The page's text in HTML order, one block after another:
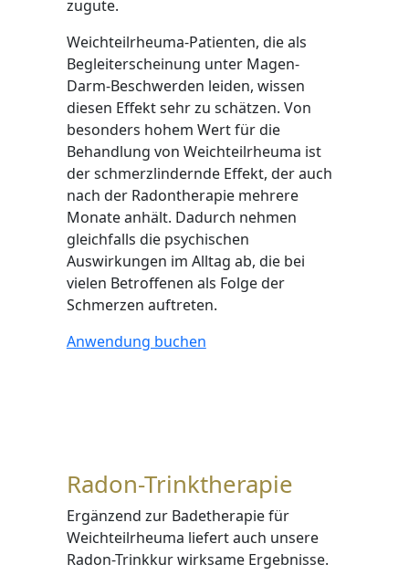
zugute.
Weichteilrheuma-Patienten, die als
Begleiterscheinung unter Magen-
Darm-Beschwerden leiden, wissen
diesen Effekt sehr zu schätzen. Von
besonders hohem Wert für die
Behandlung von Weichteilrheuma ist
der schmerzlindernde Effekt, der auch
nach der Radontherapie mehrere
Monate anhält. Dadurch nehmen
gleichfalls die psychischen
Auswirkungen im Alltag ab, die bei
vielen Betroffenen als Folge der
Schmerzen auftreten.
Anwendung buchen
Radon-Trinktherapie
Ergänzend zur Badetherapie für
Weichteilrheuma liefert auch unsere
Radon-Trinkkur wirksame Ergebnisse.